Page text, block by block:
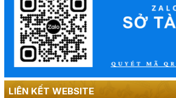
LIÊN KẾT WEBSITE